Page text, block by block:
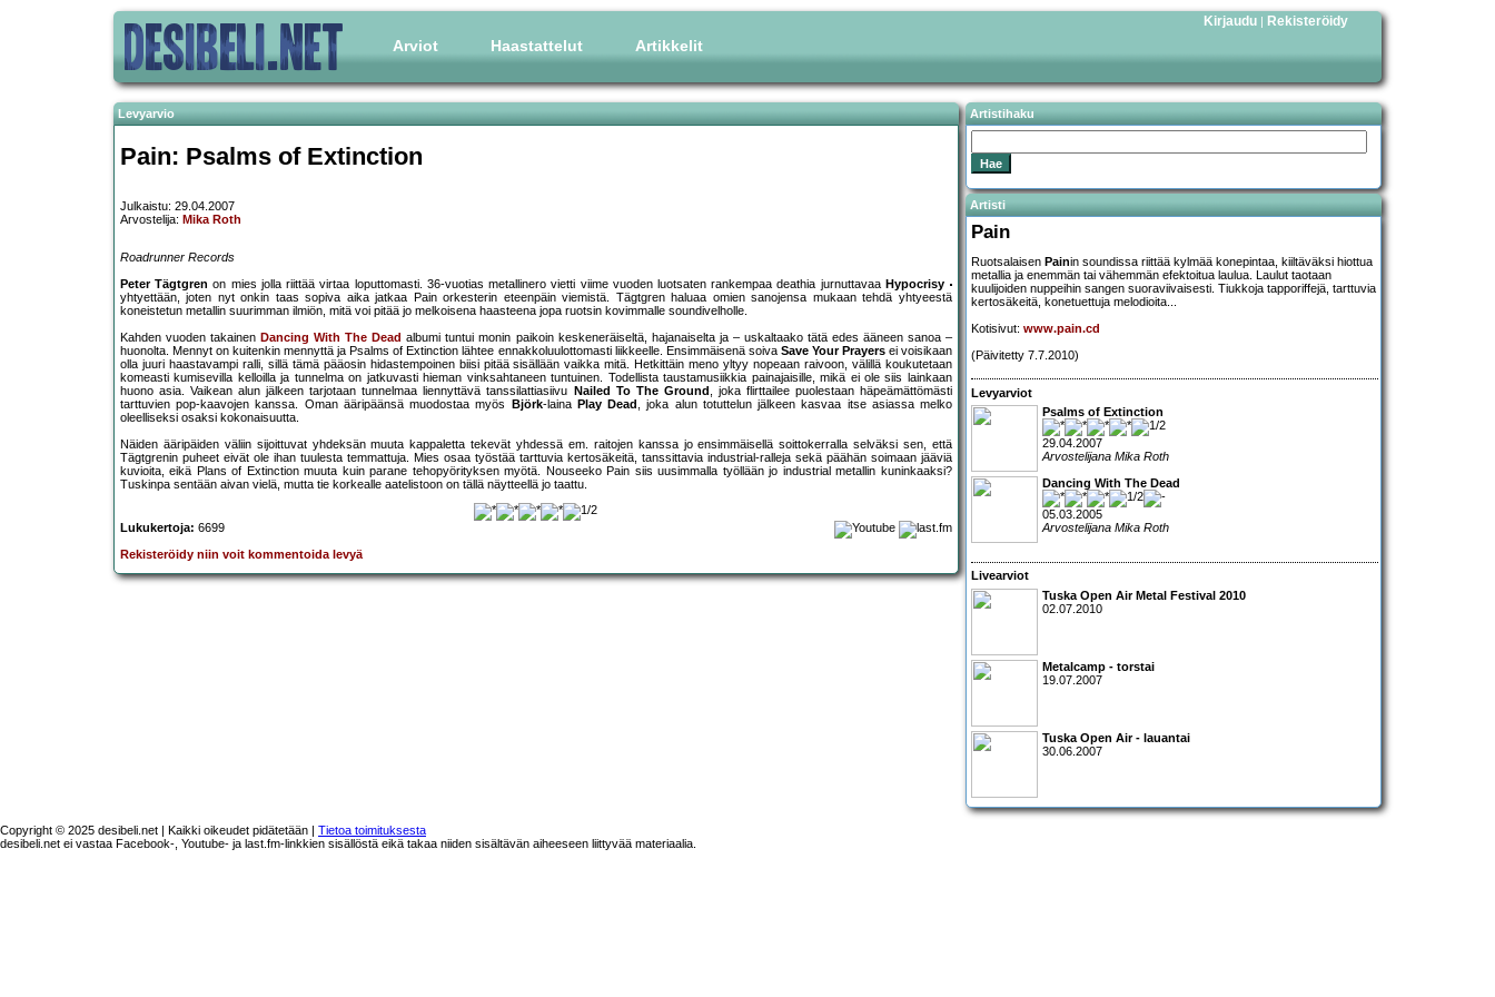
Arviot Haastattelut Artikkelit
Kirjaudu | Rekisteröidy
Levyarvio
Pain: Psalms of Extinction
Julkaistu: 29.04.2007
Arvostelija: Mika Roth
Roadrunner Records
Peter Tägtgren on mies jolla riittää virtaa loputtomasti. 36-vuotias metallinero vietti viime vuoden luotsaten rankempaa deathia jurnuttavaa Hypocrisy
yhtyettään, joten nyt onkin taas sopiva aika jatkaa Pain orkesterin eteenpäin viemistä. Tägtgren haluaa omien sanojensa mukaan tehdä yhtyeestä
koneistetun metallin suurimman ilmiön, mitä voi pitää jo melkoisena haasteena jopa ruotsin kovimmalle soundivelholle.
Kahden vuoden takainen Dancing With The Dead albumi tuntui monin paikoin keskeneräiseltä, hajanaiselta ja – uskaltaako tätä edes ääneen sanoa –
huonolta. Mennyt on kuitenkin mennyttä ja Psalms of Extinction lähtee ennakkoluulottomasti liikkeelle. Ensimmäisenä soiva Save Your Prayersei voisikaan
olla juuri haastavampi ralli, sillä tämä pääosin hidastempoinen biisi pitää sisällään vaikka mitä. Hetkittäin meno yltyy nopeaan raivoon, välillä koukutetaan
komeasti kumisevilla kelloilla ja tunnelma on jatkuvasti hieman vinksahtaneen tuntuinen. Todellista taustamusiikkia painajaisille, mikä ei ole siis lainkaan
huono asia. Vaikean alun jälkeen tarjotaan tunnelmaa liennyttävä tanssilattiasiivu
Nailed To The Ground , joka flirttailee puolestaan häpeämättömästi
tarttuvien pop-kaavojen kanssa. Oman ääripäänsä muodostaa myös
Björk-laina Play Dead , joka alun totuttelun jälkeen kasvaa itse asiassa melko
oleelliseksi osaksi kokonaisuutta.
Näiden ääripäiden väliin sijoittuvat yhdeksän muuta kappaletta tekevät yhdessä em. raitojen kanssa jo ensimmäisellä soittokerralla selväksi sen, että
Tägtgrenin puheet eivät ole ihan tuulesta temmattuja. Mies osaa työstää tarttuvia kertosäkeitä, tanssittavia industrial-ralleja sekä päähän soimaan jääviä
kuvioita, eikä Plans of Extinction muuta kuin parane tehopyörityksen myötä. Nouseeko Pain siis uusimmalla työllään jo industrial metallin kuninkaaksi?
Tuskinpa sentään aivan vielä, mutta tie korkealle aatelistoon on tällä näytteellä jo taattu.
Lukukertoja: 6699
Rekisteröidy niin voit kommentoida levyä
Artistihaku
Artisti
Pain
Ruotsalaisen Painin soundissa riittää kylmää konepintaa, kiiltäväksi hiottua
metallia ja enemmän tai vähemmän efektoitua laulua. Laulut taotaan
kuulijoiden nuppeihin sangen suoraviivaisesti. Tiukkoja tapporiffejä, tarttuvia
kertosäkeitä, konetuettuja melodioita...
Kotisivut: www.pain.cd
(Päivitetty 7.7.2010)
Levyarviot
Psalms of Extinction
29.04.2007
Arvostelijana Mika Roth
Dancing With The Dead
05.03.2005
Arvostelijana Mika Roth
Livearviot
Tuska Open Air Metal Festival 2010
02.07.2010
Metalcamp - torstai
19.07.2007
Tuska Open Air - lauantai
30.06.2007
Copyright © 2025 desibeli.net | Kaikki oikeudet pidätetään | Tietoa toimituksesta
desibeli.net ei vastaa Facebook-, Youtube- ja last.fm-linkkien sisällöstä eikä takaa niiden sisältävän aiheeseen liittyvää materiaalia.